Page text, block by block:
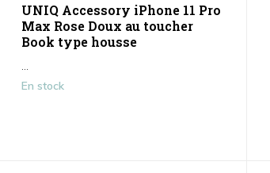
UNIQ Accessory iPhone 11 Pro
Max Rose Doux au toucher
Book type housse
En stock